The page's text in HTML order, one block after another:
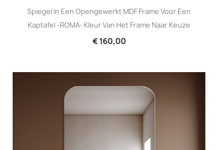
Spiegel In Een Opengewerkt MDF Frame Voor Een
Kaptafel -ROMA- Kleur Van Het Frame Naar Keuze
€ 160,00